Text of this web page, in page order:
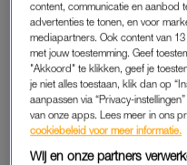
er iets niet klopte, omdat
af was, sprekend op hem
dezelfde geboortedatum te
een verloren tweelingbroer
Robert en Eddy:
content, communicatie en aanbod
advertenties te tonen, en voor
mediapartners. Ook content van
met jouw toestemming. Geef
"Akkoord" te klikken, geef je
je niet alles toestaan, klik dan op
aanpassen via “Privacy-
van onze apps. Lees meer in ons
cookiebeleid voor meer informatie.
Wij en onze partners